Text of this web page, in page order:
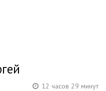
12 часов 29 минут